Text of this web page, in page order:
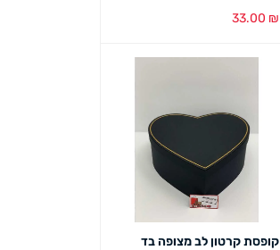
33.00 ₪
קופסת קרטון לב מצופה בד